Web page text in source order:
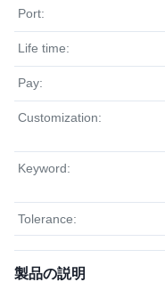
Port:
Life time:
Pay:
Customization:
Keyword:
Tolerance:
製品の説明